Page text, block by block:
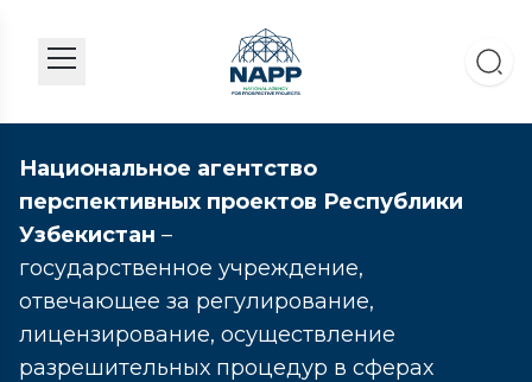
Национальное агентство
перспективных проектов Республики
Узбекистан –
государственное учреждение,
отвечающее за регулирование,
лицензирование, осуществление
разрешительных процедур в сферах